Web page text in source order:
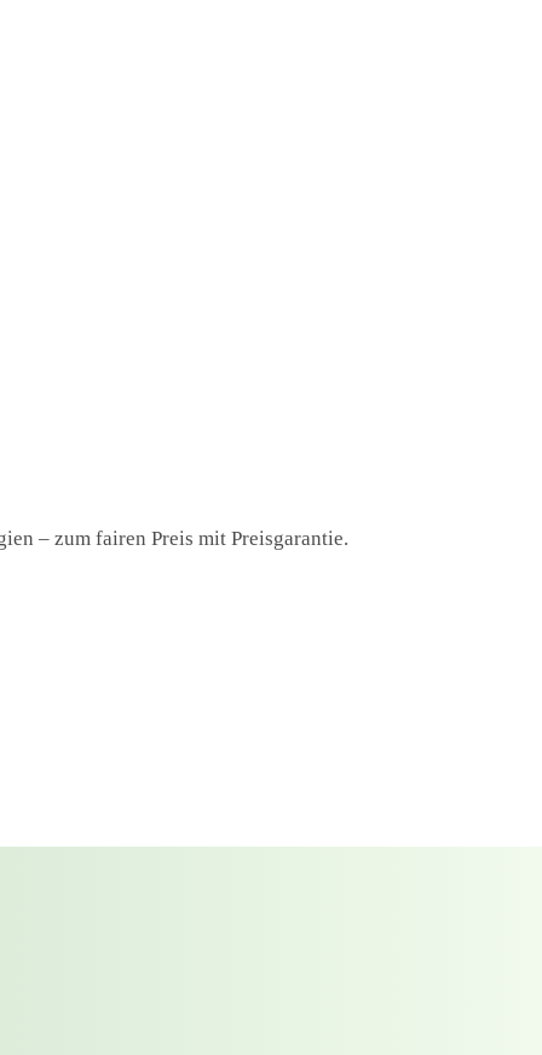
– zum fairen Preis mit Preisgarantie.